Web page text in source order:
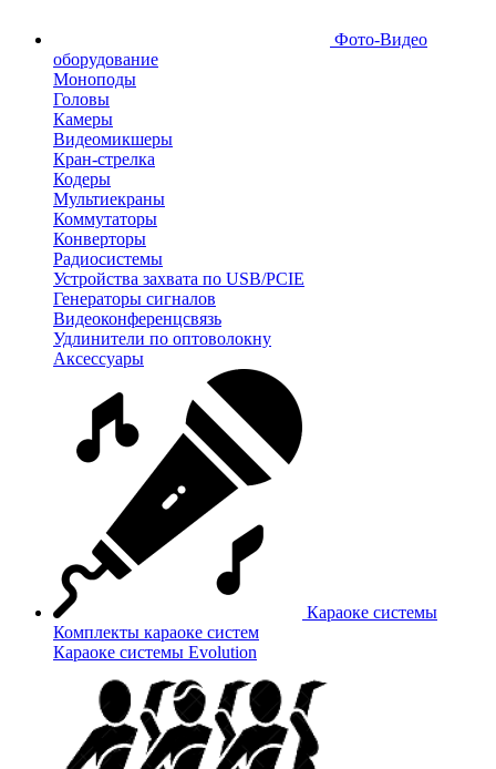
Фото-Видео
оборудование
Моноподы
Головы
Камеры
Видеомикшеры
Кран-стрелка
Кодеры
Мультиекраны
Коммутаторы
Конверторы
Радиосистемы
Устройства захвата по USB/PCIE
Генераторы сигналов
Видеоконференцсвязь
Удлинители по оптоволокну
Аксессуары
Караоке системы
Комплекты караоке систем
Караоке системы Evolution